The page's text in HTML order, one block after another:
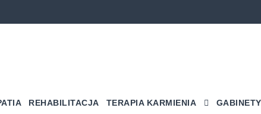
REHABILITACJA TERAPIA KARMIENIA